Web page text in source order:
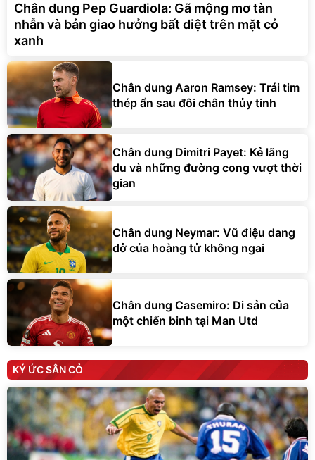
Chân dung Pep Guardiola: Gã mộng mơ tàn
nhẫn và bản giao hưởng bất diệt trên mặt cỏ
xanh
Chân dung Aaron Ramsey: Trái tim
thép ẩn sau đôi chân thủy tinh
Chân dung Dimitri Payet: Kẻ lãng
du và những đường cong vượt thời
gian
Chân dung Neymar: Vũ điệu dang
dở của hoàng tử không ngai
Chân dung Casemiro: Di sản của
một chiến binh tại Man Utd
KÝ ỨC SÂN CỎ